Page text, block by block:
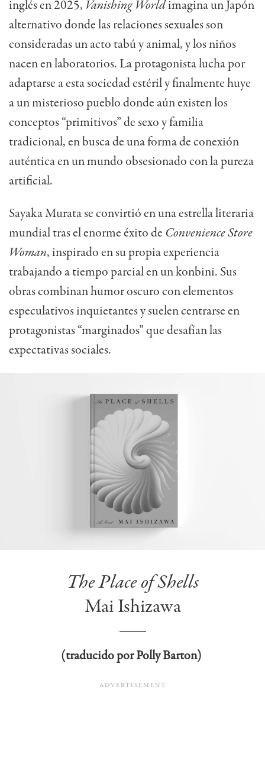
inglés en 2025, Vanishing Worldimagina un Japón
alternativo donde las relaciones sexuales son
consideradas un acto tabú y animal, y los niños
nacen en laboratorios. La protagonista lucha por
adaptarse a esta sociedad estéril y finalmente huye
a un misterioso pueblo donde aún existen los
conceptos “primitivos” de sexo y familia
tradicional, en busca de una forma de conexión
auténtica en un mundo obsesionado con la pureza
artificial.
Sayaka Murata se convirtió en una estrella literaria
mundial tras el enorme éxito de Convenience Store
Woman, inspirado en su propia experiencia
trabajando a tiempo parcial en un konbini. Sus
obras combinan humor oscuro con elementos
especulativos inquietantes y suelen centrarse en
protagonistas “marginados” que desafían las
expectativas sociales.
The Place of Shells
Mai Ishizawa
(traducido por Polly Barton)